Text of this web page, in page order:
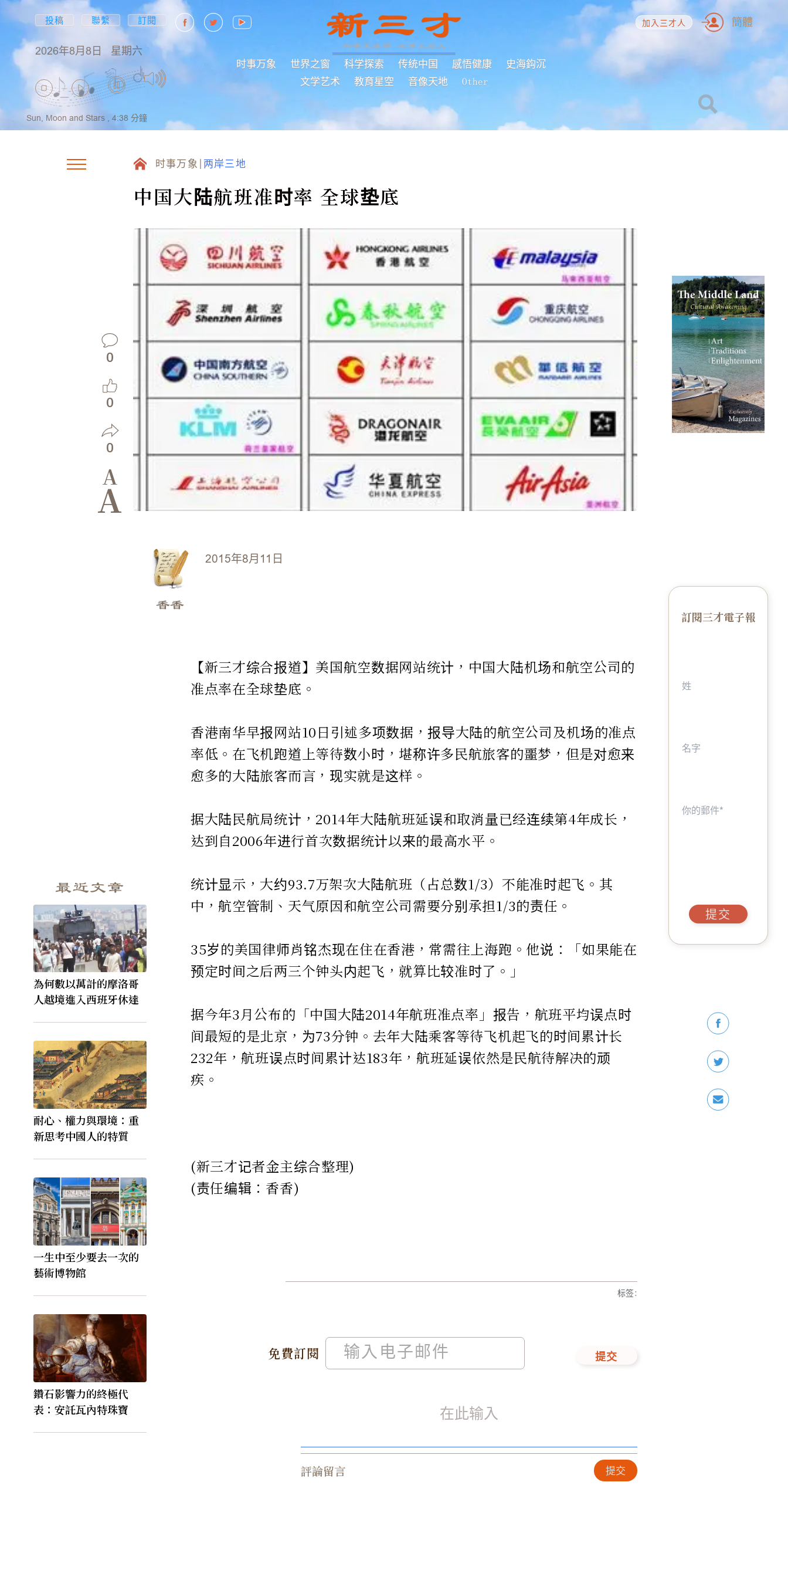
投稿 聯繫 訂閱
2026年8月8日 星期六
时事万象 世界之窗 科学探索 传统中国 感悟健康
史海鈎沉
文学艺术
教育星空 音像天地 Other
加入三才人 簡體
Sun, Moon and Stars , 4:38 分鐘
时事万象 两岸三地
中国大陆航班准时率 全球垫底
0
0
0
A
A
最近文章
為何數以萬計的摩洛哥
人越境進入西班牙休達
耐心、權力與環境：重
新思考中國人的特質
一生中至少要去一次的
藝術博物館
鑽石影響力的終極代
表：安託瓦內特珠寶
2015年8月11日
香香
【新三才综合报道】美国航空数据网站统计，中国大陆机场和航空公司的
准点率在全球垫底。
香港南华早报网站10日引述多项数据，报导大陆的航空公司及机场的准点
率低。在飞机跑道上等待数小时，堪称许多民航旅客的噩梦，但是对愈来
愈多的大陆旅客而言，现实就是这样。
据大陆民航局统计，2014年大陆航班延误和取消量已经连续第4年成长，
达到自2006年进行首次数据统计以来的最高水平。
统计显示，大约93.7万架次大陆航班（占总数1/3）不能准时起飞。其
中，航空管制、天气原因和航空公司需要分别承担1/3的责任。
35岁的美国律师肖铭杰现在住在香港，常需往上海跑。他说：「如果能在
预定时间之后两三个钟头内起飞，就算比较准时了。」
据今年3月公布的「中国大陆2014年航班准点率」报告，航班平均误点时
间最短的是北京，为73分钟。去年大陆乘客等待飞机起飞的时间累计长
232年，航班误点时间累计达183年，航班延误依然是民航待解决的顽
疾。
(新三才记者金主综合整理)
(责任编辑：香香)
免費訂閱 提交
标签:
評論留言 提交
訂閱三才電子報
提交